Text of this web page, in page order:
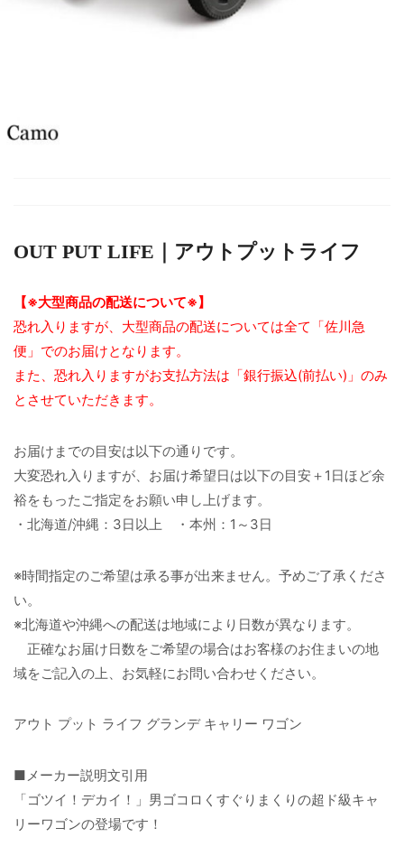
OUT PUT LIFE｜アウトプットライフ
【※大型商品の配送について※】
恐れ入りますが、大型商品の配送については全て「佐川急
便」でのお届けとなります。
また、恐れ入りますがお支払方法は「銀行振込(前払い)」のみ
とさせていただきます。
お届けまでの目安は以下の通りです。
大変恐れ入りますが、お届け希望日は以下の目安＋1日ほど余
裕をもったご指定をお願い申し上げます。
・北海道/沖縄：3日以上 ・本州：1～3日
※時間指定のご希望は承る事が出来ません。予めご了承くださ
い。
※北海道や沖縄への配送は地域により日数が異なります。
正確なお届け日数をご希望の場合はお客様のお住まいの地
域をご記入の上、お気軽にお問い合わせください。
アウト プット ライフ グランデ キャリー ワゴン
■メーカー説明文引用
「ゴツイ！デカイ！」男ゴコロくすぐりまくりの超ド級キャ
リーワゴンの登場です！